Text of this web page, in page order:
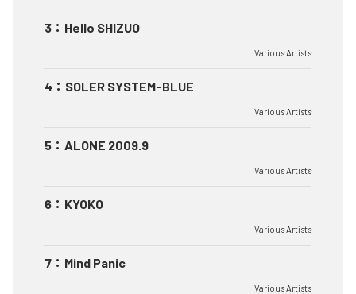
3 ： Hello SHIZUO
Various Artists
4 ： SOLER SYSTEM-BLUE
Various Artists
5 ： ALONE 2009.9
Various Artists
6 ： KYOKO
Various Artists
7 ： Mind Panic
Various Artists